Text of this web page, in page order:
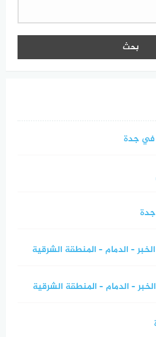
في جدة
– الدمام – المنطقة الشرقية
– الدمام – المنطقة الشرقية